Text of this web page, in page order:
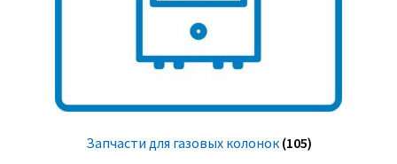
Запчасти для газовых колонок (105)